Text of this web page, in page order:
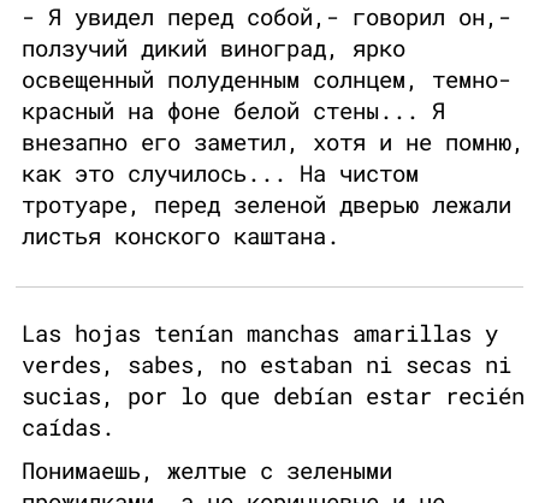
- Я увидел перед собой,- говорил он,-
ползучий дикий виноград, ярко
освещенный полуденным солнцем, темно-
красный на фоне белой стены... Я
внезапно его заметил, хотя и не помню,
как это случилось... На чистом
тротуаре, перед зеленой дверью лежали
листья конского каштана.
Las hojas tenían manchas amarillas y
verdes, sabes, no estaban ni secas ni
sucias, por lo que debían estar recién
caídas.
Понимаешь, желтые с зелеными